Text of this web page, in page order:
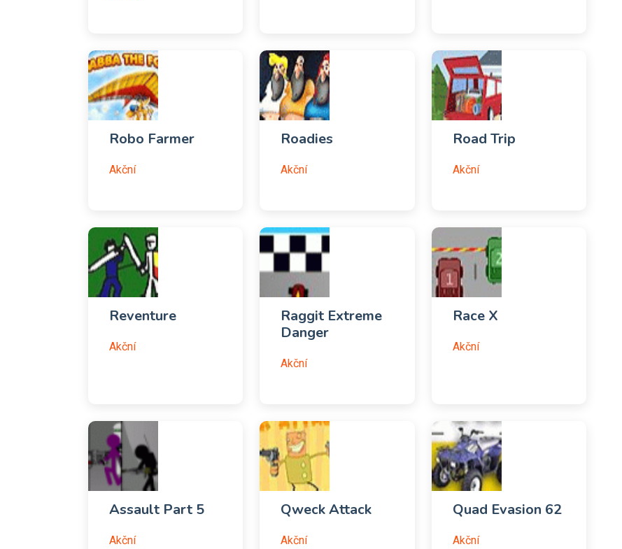
Robo Farmer
Akční
Roadies
Akční
Road Trip
Akční
Reventure
Akční
Raggit Extreme
Danger
Akční
Race X
Akční
Assault Part 5
Akční
Qweck Attack
Akční
Quad Evasion 62
Akční